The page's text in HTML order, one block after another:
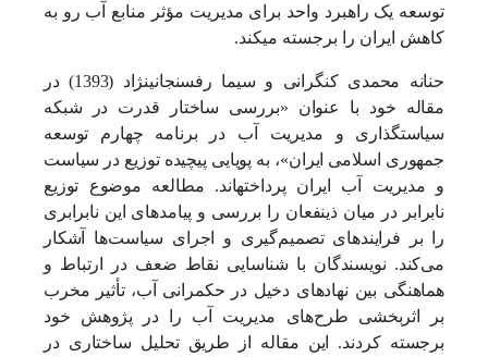
توسعه یک راهبرد واحد برای مدیریت مؤثر منابع آب رو به
کاهش ایران را برجسته می­کند.
حنانه محمدی کنگرانی و سیما رفسنجانی­نژاد (1393) در
مقاله خود با عنوان «بررسی ساختار قدرت در شبکه
سیاست­گذاری و مدیریت آب در برنامه چهارم توسعه
جمهوری اسلامی ایران»، به پویایی پیچیده توزیع در سیاست
و مدیریت آب ایران پرداخته­اند. مطالعه موضوع توزیع
نابرابر در میان ذی­نفعان را بررسی و پیامدهای این نابرابری
را بر فرایندهای تصمیم‌گیری و اجرای سیاست‌ها آشکار
می‌کند. نویسندگان با شناسایی نقاط ضعف در ارتباط و
هماهنگی بین نهادهای دخیل در حکمرانی آب، تأثیر مخرب
بر اثربخشی طرح‌های مدیریت آب را در پژوهش خود
برجسته کردند. این مقاله از طریق تحلیل ساختاری در